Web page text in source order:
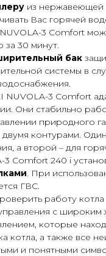
из нержавеющей
Вас горячей
3 Comfort
за 30 минут.
бак
системы в
NUVOLA-3 Comfort
Они стабильно
природного
контурами.
а второй – для
3 Comfort 240 i
. При
ГВС.
работу
с широким
которые
котла, а также все
и понятными